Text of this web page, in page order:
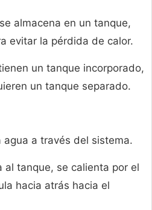
almacena en un tanque,
evitar la pérdida de calor.
un tanque incorporado,
un tanque separado.
a través del sistema.
al tanque, se calienta por el
hacia atrás hacia el